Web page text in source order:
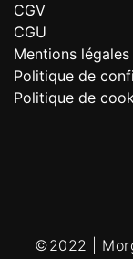
CGV
CGU
Mentions légales
Politique de
Politique de
©2022 |